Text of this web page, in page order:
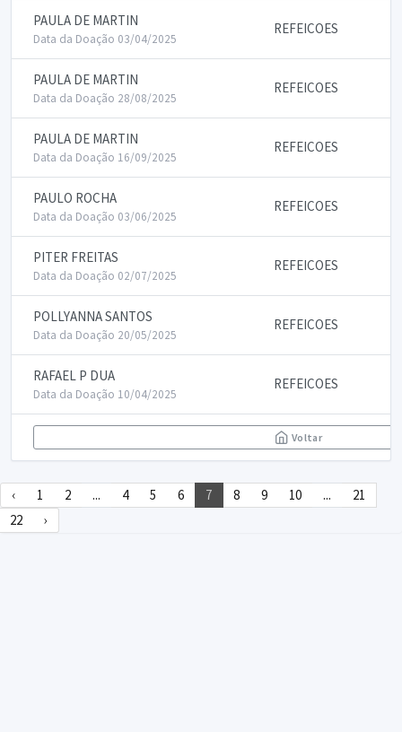
PAULA DE MARTIN
Data da Doação 03/04/2025
REFEICOES
PAULA DE MARTIN
Data da Doação 28/08/2025
REFEICOES
PAULA DE MARTIN
Data da Doação 16/09/2025
REFEICOES
PAULO ROCHA
Data da Doação 03/06/2025
REFEICOES
PITER FREITAS
Data da Doação 02/07/2025
REFEICOES
POLLYANNA SANTOS
Data da Doação 20/05/2025
REFEICOES
RAFAEL P DUA
Data da Doação 10/04/2025
REFEICOES
Voltar
‹ 1 2 ... 4 5 6 7 8 9 10 ...
21
22
›